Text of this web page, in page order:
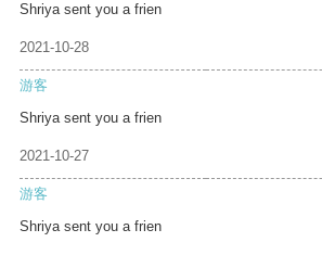
Shriya sent you a frien
2021-10-28
游客
Shriya sent you a frien
2021-10-27
游客
Shriya sent you a frien